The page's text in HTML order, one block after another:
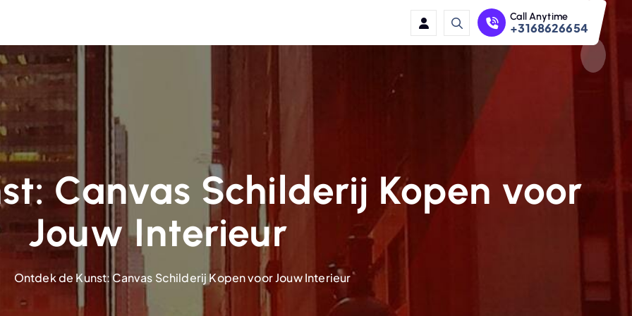
Call Anytime
+3168626654
Canvas Schilderij Kopen voor
Jouw Interieur
Ontdek de Kunst: Canvas Schilderij Kopen voor Jouw Interieur